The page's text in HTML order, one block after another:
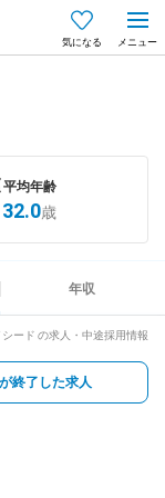
気になる
利用される方へ
平均年齢
32.0歳
年収
ード の求人・中途採用情報
終了した求人